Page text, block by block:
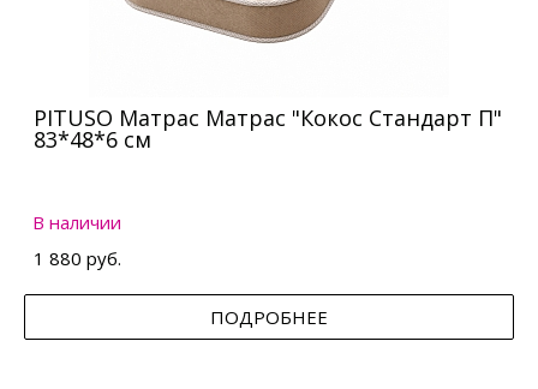
PITUSO Матрас Матрас "Кокос Стандарт П"
83*48*6 см
В наличии
1 880 руб.
ПОДРОБНЕЕ